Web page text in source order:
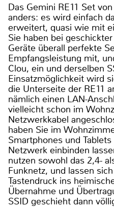
Das Gemini RE11 Set
anders: es wird einfach
erweitert, quasi wie mit
Sie haben bei
Geräte überall perfekte
Empfangsleistung mit,
Clou, ein und derselben
Einsatzmöglichkeit wird
die Unterseite der RE11
nämlich einen LAN-
vielleicht schon im
Netzwerkkabel
haben Sie im
Smartphones und
Netzwerk einbinden
nutzen sowohl das 2,4-
Funknetz, und lassen
Tastendruck ins
Übernahme und
SSID geschieht dann